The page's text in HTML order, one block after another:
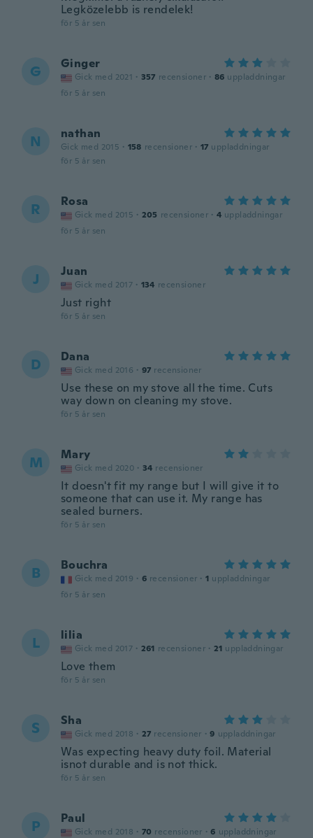
Legközelebb is rendelek!
för 5 år sen
G Ginger
Gick med 2021 · 357 recensioner · 86 uppladdningar
för 5 år sen
N nathan
Gick med 2015 · 158 recensioner · 17 uppladdningar
för 5 år sen
R Rosa
Gick med 2015 · 205 recensioner · 4 uppladdningar
för 5 år sen
J Juan
Gick med 2017 · 134 recensioner
Just right
för 5 år sen
D Dana
Gick med 2016 · 97 recensioner
Use these on my stove all the time. Cuts
way down on cleaning my stove.
för 5 år sen
M Mary
Gick med 2020 · 34 recensioner
It doesn't fit my range but I will give it to
someone that can use it. My range has
sealed burners.
för 5 år sen
B Bouchra
Gick med 2019 · 6 recensioner · 1 uppladdningar
för 5 år sen
L lilia
Gick med 2017 · 261 recensioner · 21 uppladdningar
Love them
för 5 år sen
S Sha
Gick med 2018 · 27 recensioner · 9 uppladdningar
Was expecting heavy duty foil. Material
isnot durable and is not thick.
för 5 år sen
P Paul
Gick med 2018 · 70 recensioner · 6 uppladdningar